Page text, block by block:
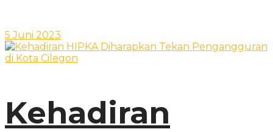
5 Juni 2023
Kehadiran